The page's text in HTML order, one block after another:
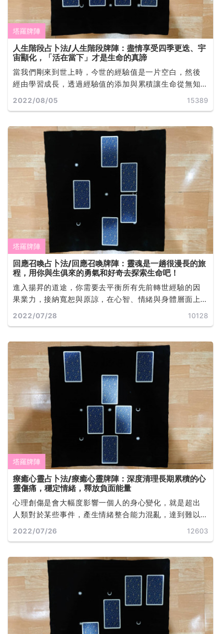
塔羅牌陣
人生階段占卜法/人生階段牌陣：盡情享受四季更迭、宇
宙顯化，「活在當下」才是生命的真諦
當我們剛來到世上時，今世的經驗值是一片空白，然後
經由學習成長，透過經驗值的添加與累積讓生命從無知
走向啟蒙。生命就是一種內在經驗值漸進變化的過程，
2022/08/05 15389
塔羅牌陣
回應召喚占卜法/回應召喚牌陣：靈魂是一趟很漫長的旅
程，用你與生俱來的勇氣和好奇去探索生命吧！
進入揚昇的道途，你需要去平衡所有先前轉世經驗的因
果業力，接納寬恕與原諒，在心智、情緒與身體層面上
自我淨化，學習靜心去傾聽來自宇宙源頭的回應... ...
2022/07/28 10128
塔羅牌陣
療癒心靈占卜法/療癒心靈牌陣：深度清理長期累積的心
靈傷痛，穩定情緒，釋放負面能量
心理創傷是會大幅度影響一個人的身心變化，就是超出
人類對於某些事件，產生情緒整合能力混亂，達到難以
負荷的範圍。有效的治療方法就是透過自己覺得合適且
2022/07/26 12603